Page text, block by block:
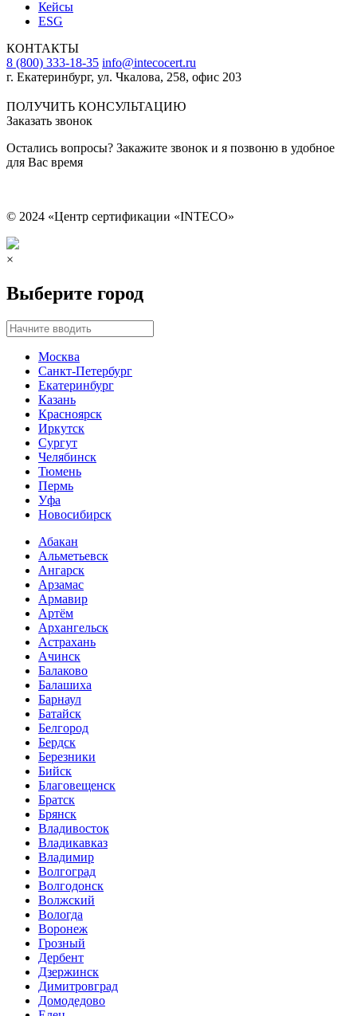
Кейсы
ESG
КОНТАКТЫ
8 (800) 333-18-35 info@intecocert.ru
г. Екатеринбург, ул. Чкалова, 258, офис 203
ПОЛУЧИТЬ КОНСУЛЬТАЦИЮ
Заказать звонок
Остались вопросы? Закажите звонок и я позвоню в удобное
для Вас время
© 2024 «Центр сертификации «INTECO»
×
Выберите город
Москва
Санкт-Петербург
Екатеринбург
Казань
Красноярск
Иркутск
Сургут
Челябинск
Тюмень
Пермь
Уфа
Новосибирск
Абакан
Альметьевск
Ангарск
Арзамас
Армавир
Артём
Архангельск
Астрахань
Ачинск
Балаково
Балашиха
Барнаул
Батайск
Белгород
Бердск
Березники
Бийск
Благовещенск
Братск
Брянск
Владивосток
Владикавказ
Владимир
Волгоград
Волгодонск
Волжский
Вологда
Воронеж
Грозный
Дербент
Дзержинск
Димитровград
Домодедово